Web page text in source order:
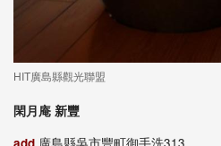
HIT廣島縣觀光聯盟
閑月庵 新豐